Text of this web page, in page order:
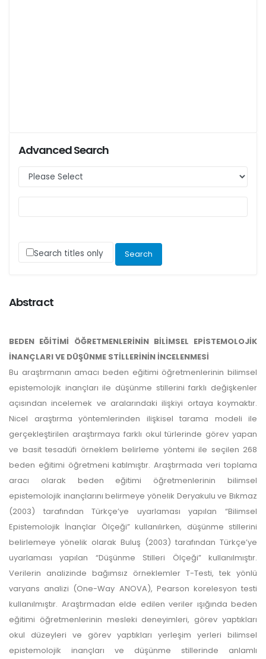
Advanced Search
Search titles only
Abstract
BEDEN EĞİTİMİ ÖĞRETMENLERİNİN BİLİMSEL EPİSTEMOLOJİK
İNANÇLARI VE DÜŞÜNME STİLLERİNİN İNCELENMESİ
Bu araştırmanın amacı beden eğitimi öğretmenlerinin bilimsel
epistemolojik inançları ile düşünme stillerini farklı değişkenler
açısından incelemek ve aralarındaki ilişkiyi ortaya koymaktır.
Nicel araştırma yöntemlerinden ilişkisel tarama modeli ile
gerçekleştirilen araştırmaya farklı okul türlerinde görev yapan
ve basit tesadüfi örneklem belirleme yöntemi ile seçilen 268
beden eğitimi öğretmeni katılmıştır. Araştırmada veri toplama
aracı olarak beden eğitimi öğretmenlerinin bilimsel
epistemolojik inançlarını belirmeye yönelik Deryakulu ve Bıkmaz
(2003) tarafından Türkçe’ye uyarlaması yapılan “Bilimsel
Epistemolojik İnançlar Ölçeği” kullanılırken, düşünme stillerini
belirlemeye yönelik olarak Buluş (2003) tarafından Türkçe’ye
uyarlaması yapılan “Düşünme Stilleri Ölçeği” kullanılmıştır.
Verilerin analizinde bağımsız örneklemler T-Testi, tek yönlü
varyans analizi (One-Way ANOVA), Pearson korelesyon testi
kullanılmıştır. Araştırmadan elde edilen veriler ışığında beden
eğitimi öğretmenlerinin mesleki deneyimleri, görev yaptıkları
okul düzeyleri ve görev yaptıkları yerleşim yerleri bilimsel
epistemolojik inançları ve düşünme stillerinde anlamlı